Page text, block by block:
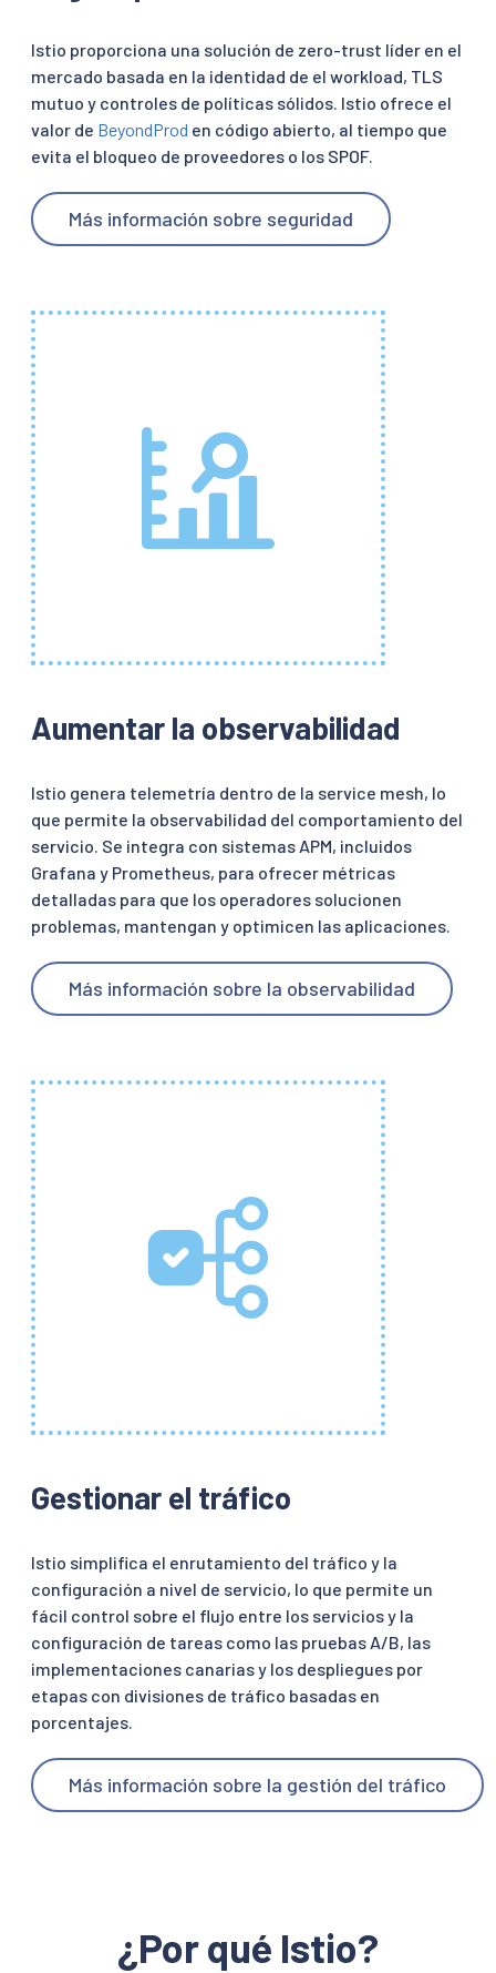
Istio proporciona una solución de zero-trust líder en el
mercado basada en la identidad de el workload, TLS
mutuo y controles de políticas sólidos. Istio ofrece el
valor de BeyondProd en código abierto, al tiempo que
evita el bloqueo de proveedores o los SPOF.
Más información sobre seguridad
Aumentar la observabilidad
Istio genera telemetría dentro de la service mesh, lo
que permite la observabilidad del comportamiento del
servicio. Se integra con sistemas APM, incluidos
Grafana y Prometheus, para ofrecer métricas
detalladas para que los operadores solucionen
problemas, mantengan y optimicen las aplicaciones.
Más información sobre la observabilidad
Gestionar el tráfico
Istio simplifica el enrutamiento del tráfico y la
configuración a nivel de servicio, lo que permite un
fácil control sobre el flujo entre los servicios y la
configuración de tareas como las pruebas A/B, las
implementaciones canarias y los despliegues por
etapas con divisiones de tráfico basadas en
porcentajes.
Más información sobre la gestión del tráfico
¿Por qué Istio?